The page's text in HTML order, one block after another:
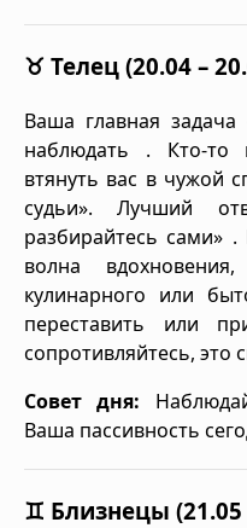
♉ Телец (20.04 –
Ваша главная
наблюдать . Кто-то
втянуть вас в чужой
судьи». Лучший
разбирайтесь сами»
волна
кулинарного или
переставить или
сопротивляйтесь, это
Совет дня:
Ваша пассивность
♊ Близнецы (21.05